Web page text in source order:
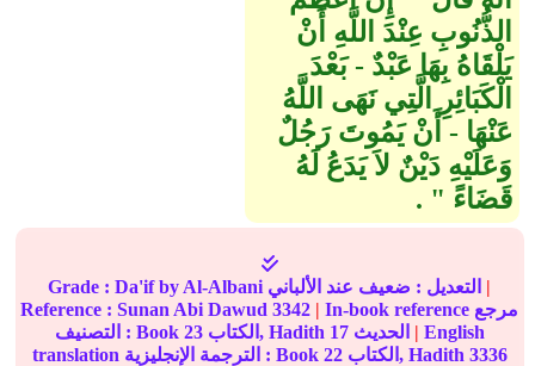
الذُّنُوبِ عِنْدَ اللَّهِ أَنْ
يَلْقَاهُ بِهَا عَبْدٌ - بَعْدَ
الْكَبَائِرِ الَّتِي نَهَى اللَّهُ
عَنْهَا - أَنْ يَمُوتَ رَجُلٌ
وَعَلَيْهِ دَيْنٌ لاَ يَدَعُ لَهُ
قَضَاءً ‏"‏ ‏.‏
Grade :Da'ifby Al-Albani التعديل : ضعيف
|
Reference :Sunan Abi Dawud 3342 | In-book reference مرجع
التصنيف : Book 23 الكتاب, Hadith 17 | English
translation الترجمة الإنجليزية : Book 22 الكتاب, Hadith 3336